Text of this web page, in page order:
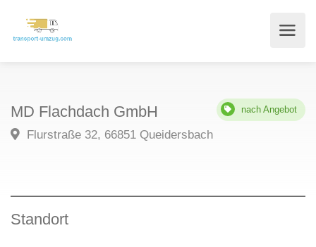
MD Flachdach GmbH nach Angebot
Flurstraße 32, 66851 Queidersbach
Standort